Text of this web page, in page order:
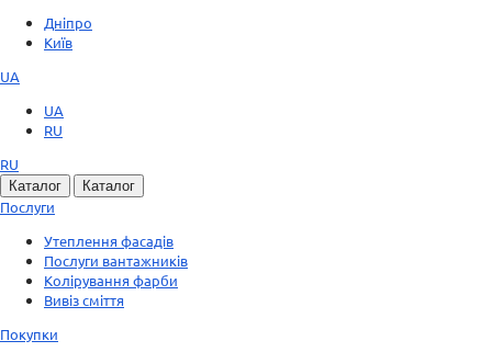
Дніпро
Київ
UA
UA
RU
RU
Каталог Каталог
Послуги
Утеплення фасадів
Послуги вантажників
Колірування фарби
Вивіз сміття
Покупки